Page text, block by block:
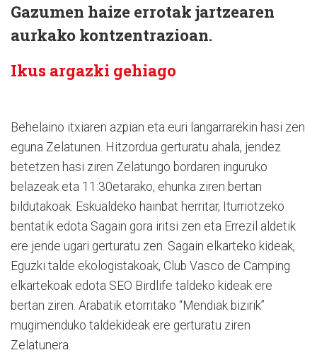
Gazumen haize errotak jartzearen
aurkako kontzentrazioan.
Ikus argazki gehiago
Behelaino itxiaren azpian eta euri langarrarekin hasi zen
eguna Zelatunen. Hitzordua gerturatu ahala, jendez
betetzen hasi ziren Zelatungo bordaren inguruko
belazeak eta 11:30etarako, ehunka ziren bertan
bildutakoak. Eskualdeko hainbat herritar, Iturriotzeko
bentatik edota Sagain gora iritsi zen eta Errezil aldetik
ere jende ugari gerturatu zen. Sagain elkarteko kideak,
Eguzki talde ekologistakoak, Club Vasco de Camping
elkartekoak edota SEO Birdlife taldeko kideak ere
bertan ziren. Arabatik etorritako “Mendiak bizirik”
mugimenduko taldekideak ere gerturatu ziren
Zelatunera.